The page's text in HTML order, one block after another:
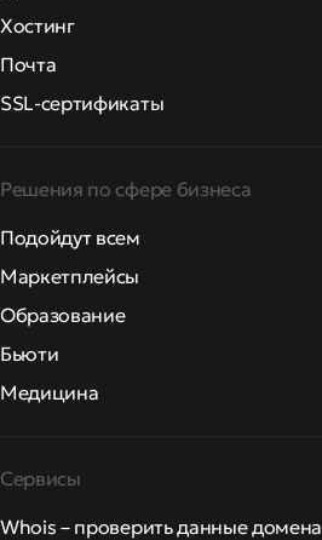
Хостинг
Почта
SSL-сертификаты
Решения по сфере бизнеса
Подойдут всем
Маркетплейсы
Образование
Бьюти
Медицина
Сервисы
Whois – проверить данные домена